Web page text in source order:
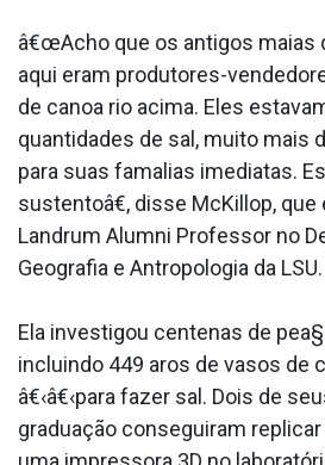
â€œAcho que os antigos maias
aqui eram produtores-
de canoa rio acima. Eles
quantidades de sal, muito mais
para suas fama­lias imediatas.
sustentoâ€, disse McKillop,
Landrum Alumni Professor no
Geografia e Antropologia da LSU.
Ela investigou centenas de
incluindo 449 aros de vasos de
â€‹â€‹para fazer sal. Dois de
graduação conseguiram